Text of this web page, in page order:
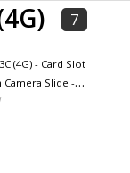
7
(4G) - Card Slot
Camera Slide -